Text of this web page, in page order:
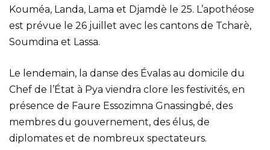
Kouméa, Landa, Lama et Djamdè le 25. L’apothéose
est prévue le 26 juillet avec les cantons de Tcharè,
Soumdina et Lassa.
Le lendemain, la danse des Évalas au domicile du
Chef de l’État à Pya viendra clore les festivités, en
présence de Faure Essozimna Gnassingbé, des
membres du gouvernement, des élus, de
diplomates et de nombreux spectateurs.